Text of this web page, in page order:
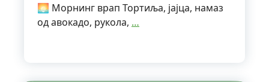
🌅 Морнинг врап Тортиља, јајца, намаз
од авокадо, рукола, …